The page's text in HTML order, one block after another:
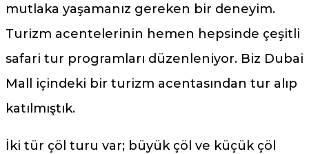
mutlaka yaşamanız gereken bir deneyim.
Turizm acentelerinin hemen hepsinde çeşitli
safari tur programları düzenleniyor. Biz Dubai
Mall içindeki bir turizm acentasından tur alıp
katılmıştık.
İki tür çöl turu var; büyük çöl ve küçük çöl